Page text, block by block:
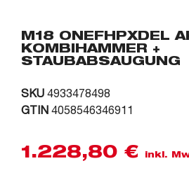
M18 ONEFHPXDEL
KOMBIHAMMER +
STAUBABSAUGUNG
SKU 4933478498
GTIN 4058546346911
1.228,80 € inkl.